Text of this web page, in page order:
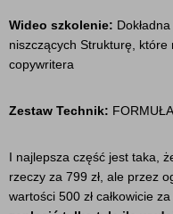
Wideo szkolenie:
niszczących Strukturę,
copywritera
Zestaw Technik:
I najlepsza część jest taka,
rzeczy za 799 zł, ale przez
wartości 500 zł całkowicie